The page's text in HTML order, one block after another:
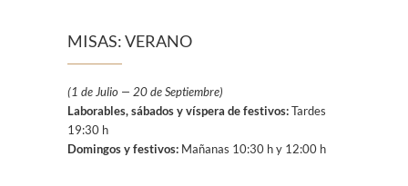
MISAS: VERANO
(1 de Julio — 20 de Septiembre)
Laborables, sábados y víspera de festivos:Tardes
19:30 h
Domingos y festivos: Mañanas 10:30 h y 12:00 h